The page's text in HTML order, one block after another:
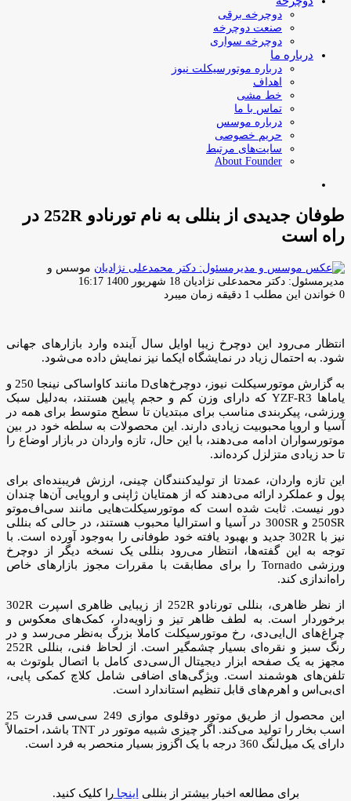
دوچرخه برقی
صنعت دوچرخه
دوچرخه سواری
درباره ما
درباره موتورسیکلت نیوز
اهداف
خط مشی
تماس با ما
درباره موسس
حریم خصوصی
سایت‌های مرتبط
About Founder
طوفان جدیدی از بنللی به نام تورنادو 252R در
راه است
موسس و
مدیرمسئول: دکتر محمدعلی نژادیان ارسال
ایمیل
18 شهریور 1400 16:17
0 خواندن این مطلب 1 دقیقه زمان میبرد
انتظار می‌رود این دوچرخ زیبا اوایل سال آینده وارد بازارهای جهانی
شود. به احتمال زیاد در نمایشگاه ایکما نیز نمایش داده می‌شود.
به گزارش موتورسیکلت نیوز، دوچرخ‌هایD مانند کاواساکی نینجا 250 و
یاماها YZF-R3 که دارای وزن کم و حجم پایین هستند، به‌دلیل سبک
ورزشی، پیکربندی مناسب برای مبتدیان تا سطح متوسط ​​برای همه در
آسیا و اروپا محبوبیت زیادی دارند. این محصولات به سلطه خود در بین
موتورسواران ادامه می‌دهند، با این حال، تازه واردان در بازار اوضاع را
تا حد زیادی متزلزل کرده‌اند.
این تازه واردان، عمدتا از تولیدکنندگان چینی، ارزش فریبنده‌ای برای
پول و عملکرد ارائه می‌دهند که از همتایان ژاپنی و اروپایی آن‌ها چندان
دور نیست. ثابت شده است که موتورسیکلت‌هایی مانند سی‌اف‌موتو
250SR و 300SR در آسیا و استرالیا محبوب هستند، در حالی که بنللی
نیز با 302R جدید و بهبود یافته خود طوفانی را به‌وجود آورده است. با
توجه به این گفته‌ها، انتظار می‌رود بنللی یک نسخه دیگر از دوچرخ
ورزشی Tornado را برای مطابقت با مقررات مجوز بازارهای خاص
راه‌اندازی کند.
از نظر ظاهری، بنللی تورنادو 252R از زیبایی ظاهری اسپرت 302R
برخوردار است. به لطف ظاهر تیز و زاویه‌دار، کمک‌های معکوس و
چراغ‌های ال‌ایی‌دی، رخ موتورسیکلت کاملا بزرگ به‌نظر می‌رسد و در
رنگ سبز و نقره‌ای بسیار چشمگیر است. از لحاظ فنی، بنللی 252R
مجهز به یک صفحه ابزار دیجیتال ال‌سی‌دی کامل با اتصال بلوتوث به
تلفن‌های هوشمند است. ویژگی‌های اضافی شامل کلاچ کمکی پایی،
ای‌بی‌اس و اهرم‌های قابل تنظیم استاندارد است.
این محصول از طریق موتور دوقلوی موازی 249 سی‌سی قدرت 25
اسب بخار را تولید می‌کند. اگر چیزی شبیه موتور در TNT باشد، احتمالاً
دارای یک میل‌لنگ 360 درجه با یک اگزوز بسیار منحصر به فرد است.
برای مطالعه اخبار بیشتر از بنللی اینجارا کلیک کنید.